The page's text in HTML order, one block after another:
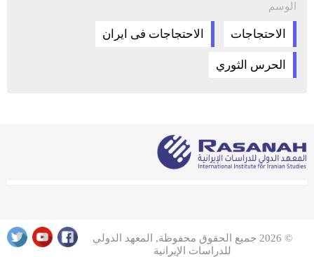
الوسم
الاحتجاجات الاحتجاجات فى ايران
الحرس الثوري
© 2026 جميع الحقوق محفوظة, المعهد الدولي
للدراسات الإيرانية